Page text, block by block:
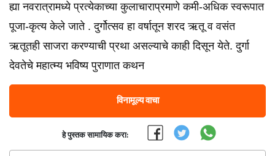
ह्या नवरात्रामध्ये प्रत्येकाच्या कुलाचाराप्रमाणे कमी-अधिक स्वरूपात
पूजा-कृत्य केले जाते . दुर्गोत्सव हा वर्षातून शरद ऋतू व वसंत
ऋतूतही साजरा करण्याची प्रथा असल्याचे काही दिसून येते. दुर्गा
देवतेचे महात्म्य भविष्य पुराणात कथन
विनामूल्य वाचा
हे पुस्तक सामायिक करा: